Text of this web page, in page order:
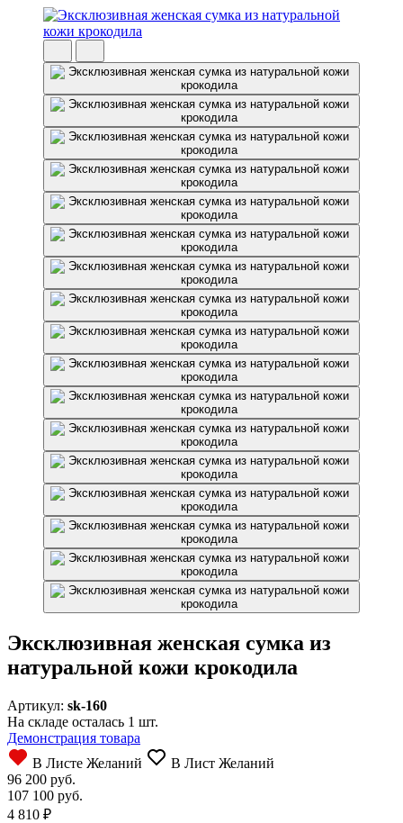
Эксклюзивная женская сумка из
натуральной кожи крокодила
Артикул: sk-160
На складе осталась 1 шт.
Демонстрация товара
В Листе Желаний
В Лист Желаний
96 200 руб.
107 100 руб.
4 810 ₽